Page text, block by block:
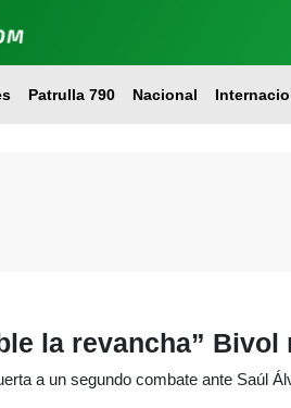
Patrulla 790 Nacional
la revancha”
a un segundo combate ante Saúl